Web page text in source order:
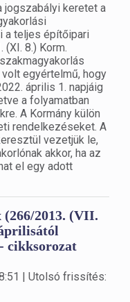
jogszabályi keretet a
a teljes építőipari
8.) Korm.
egyértelmű, hogy
április 1. napjáig
a folyamatban
A Kormány külön
rendelkezéseket. A
vezetjük le,
akkor, ha az
el egy adott
(266/2013. (VII.
cikksorozat
| Utolsó frissítés: